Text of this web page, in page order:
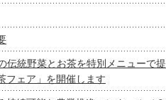
伝統野菜とお茶を特別メニューで提
フェア」を開催します